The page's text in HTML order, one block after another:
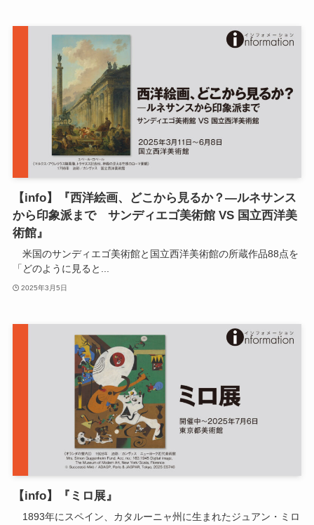
【info】『西洋絵画、どこから見るか？―ルネサンス
から印象派まで サンディエゴ美術館 VS 国立西洋美
術館』
米国のサンディエゴ美術館と国立西洋美術館の所蔵作品88点を
「どのように見ると...
2025年3月5日
【info】『ミロ展』
1893年にスペイン、カタルーニャ州に生まれたジュアン・ミロ